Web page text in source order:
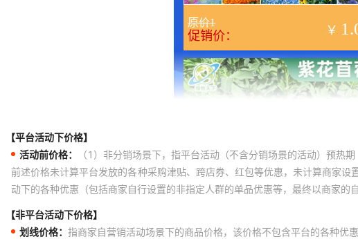
【平台活动下价格】
活动前价格：
（1）非分销场景下，指平台活动（不含分销场景的活动）预热
前述价格未计算平台发放的各种采购津贴、跨店券、红包等优惠，未计算商家
动下的各种优惠（包括商家自行设置的非指定人群的单品优惠等，最终以商家
【非平台活动下价格】
划线价格： 指商家自营销活动场景下的商品价格，该价格不包含平台的各种优